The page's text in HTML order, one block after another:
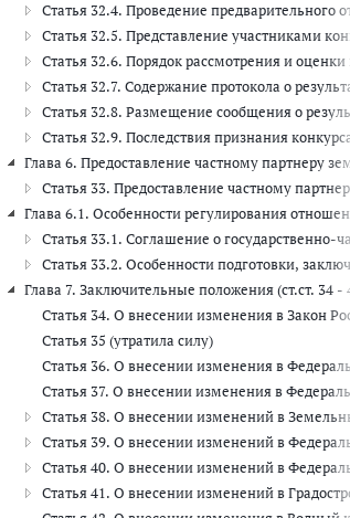
Статья 32.4. Проведение предварительного
Статья 32.5. Представление участниками
Статья 32.6. Порядок рассмотрения и
Статья 32.7. Содержание протокола о
Статья 32.8. Размещение сообщения о
Статья 32.9. Последствия признания
Глава 6. Предоставление частному партнеру
Статья 33. Предоставление частному
Глава 6.1. Особенности регулирования
Статья 33.1. Соглашение о
Статья 33.2. Особенности подготовки,
Глава 7. Заключительные положения (ст.ст. 34 -
Статья 34. О внесении изменения в Закон
Статья 35 (утратила силу)
Статья 36. О внесении изменения в
Статья 37. О внесении изменения в
Статья 38. О внесении изменений в
Статья 39. О внесении изменений в
Статья 40. О внесении изменений в
Статья 41. О внесении изменений в